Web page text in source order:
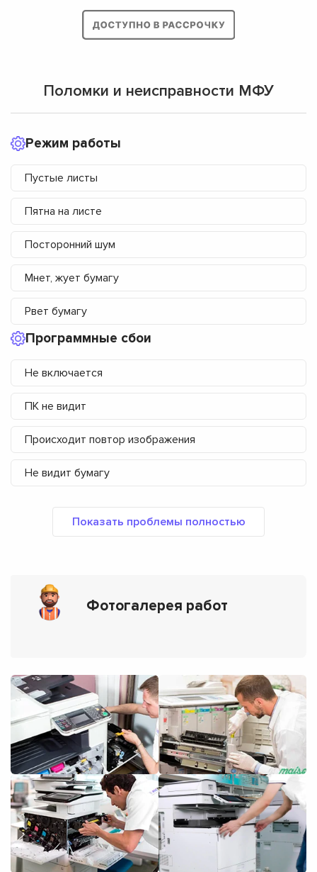
Поломки и неисправности МФУ
Режим работы
Пустые листы
Пятна на листе
Посторонний шум
Мнет, жует бумагу
Рвет бумагу
Программные сбои
Не включается
ПК не видит
Происходит повтор изображения
Не видит бумагу
Фотогалерея работ